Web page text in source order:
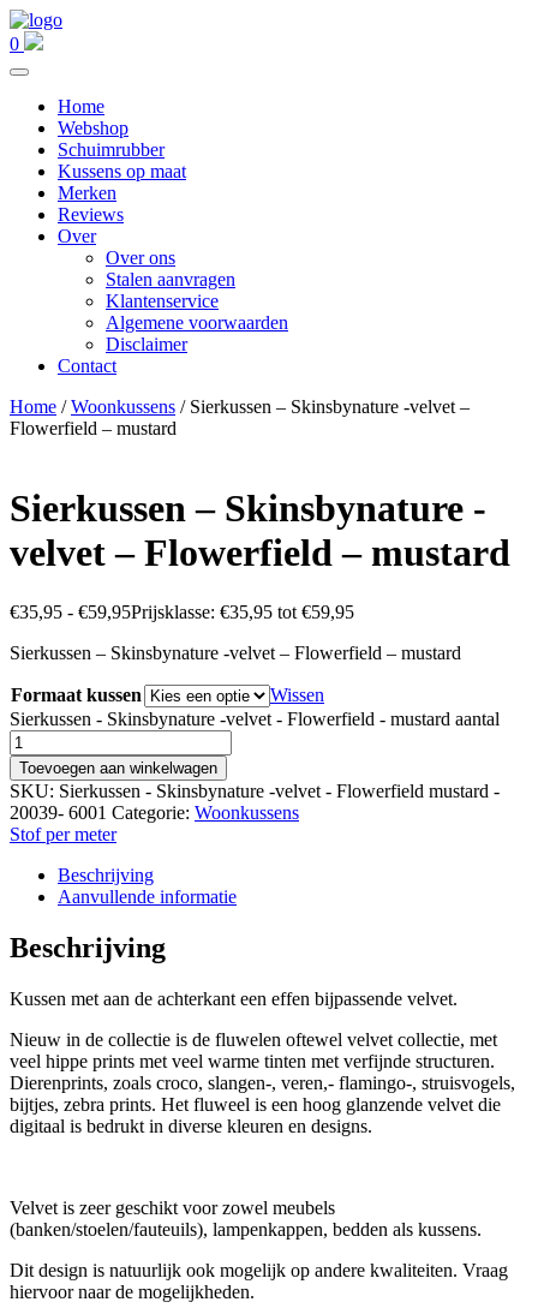
0
Home
Webshop
Schuimrubber
Kussens op maat
Merken
Reviews
Over
Over ons
Stalen aanvragen
Klantenservice
Algemene voorwaarden
Disclaimer
Contact
Home /Woonkussens / Sierkussen – Skinsbynature -velvet –
Flowerfield – mustard
Sierkussen – Skinsbynature -
velvet – Flowerfield – mustard
€35,95 - €59,95Prijsklasse: €35,95 tot €59,95
Sierkussen – Skinsbynature -velvet – Flowerfield – mustard
Formaat kussen
Wissen
Sierkussen - Skinsbynature -velvet - Flowerfield - mustard aantal
Toevoegen aan winkelwagen
SKU: Sierkussen - Skinsbynature -velvet - Flowerfield mustard -
20039- 6001 Categorie: Woonkussens
Stof per meter
Beschrijving
Aanvullende informatie
Beschrijving
Kussen met aan de achterkant een effen bijpassende velvet.
Nieuw in de collectie is de fluwelen oftewel velvet collectie, met
veel hippe prints met veel warme tinten met verfijnde structuren.
Dierenprints, zoals croco, slangen-, veren,- flamingo-, struisvogels,
bijtjes, zebra prints. Het fluweel is een hoog glanzende velvet die
digitaal is bedrukt in diverse kleuren en designs.
Velvet is zeer geschikt voor zowel meubels
(banken/stoelen/fauteuils), lampenkappen, bedden als kussens.
Dit design is natuurlijk ook mogelijk op andere kwaliteiten. Vraag
hiervoor naar de mogelijkheden.